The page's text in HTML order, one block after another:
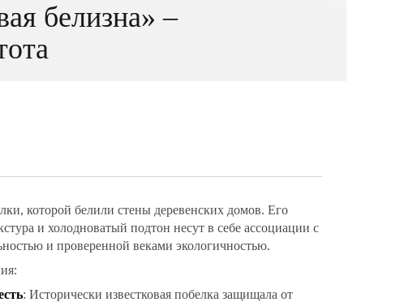
белизна» –
которой белили стены деревенских домов. Его
и холодноватый подтон несут в себе ассоциации с
и проверенной веками экологичностью.
: Исторически известковая побелка защищала от